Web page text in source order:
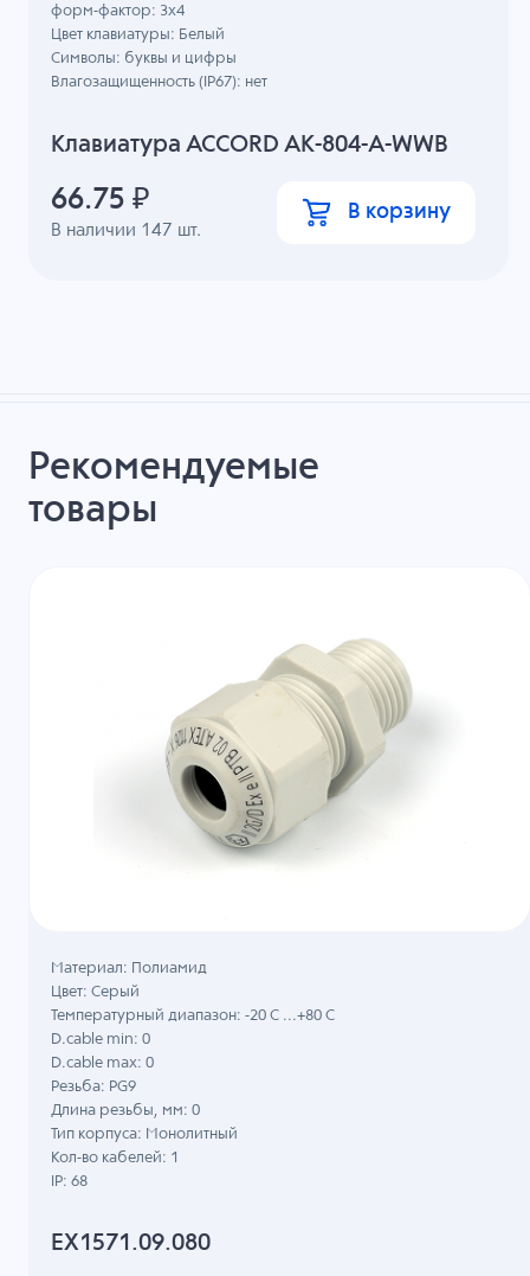
Клавиатура ACCORD AK-804-A-WWB
В наличии 147 шт.
форм-фактор: 3х4
Цвет клавиатуры: Белый
Символы: буквы и цифры
Влагозащищенность (IP67): нет
66.75 ₽ В корзину
Рекомендуемые
товары
EX1571.09.080
Материал: Полиамид
Цвет: Серый
Температурный диапазон: -20 C ...+80 C
D.cable min: 0
D.cable max: 0
Резьба: PG9
Длина резьбы, мм: 0
Тип корпуса: Монолитный
Кол-во кабелей: 1
IP: 68